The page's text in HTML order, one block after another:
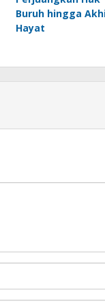
Buruh hingga
Hayat